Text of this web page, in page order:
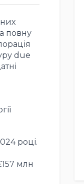
повну
due
році.
млн